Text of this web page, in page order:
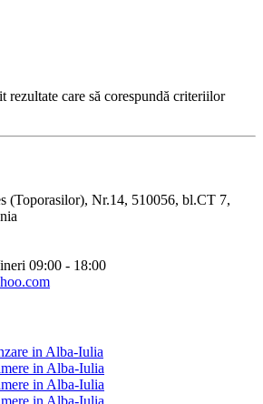
rezultate care să corespundă criteriilor
(Toporasilor), Nr.14, 510056, bl.CT 7,
09:00 - 18:00
in Alba-Iulia
in Alba-Iulia
in Alba-Iulia